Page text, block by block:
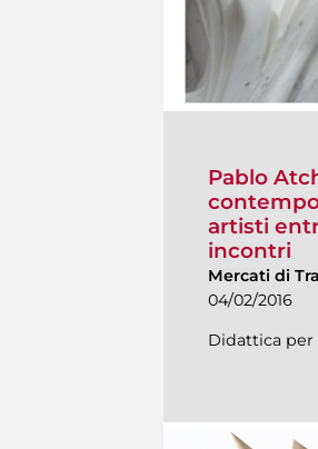
Pablo
artisti
incontri
Mercati di
04/02/2016
Didattica per